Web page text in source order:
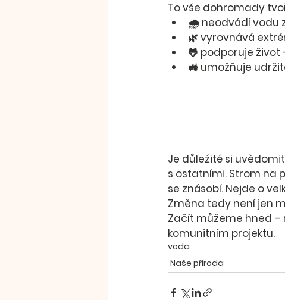
To vše dohromady
🌧️ neodvádí vodu
🌿 vyrovnává
🐸 podporuje život
🚜 umožňuje
Je důležité si
s ostatními. Strom na
se znásobí. Nejde o
Změna tedy není jen
Začít můžeme hned –
komunitním projektu.
voda
Naše příroda